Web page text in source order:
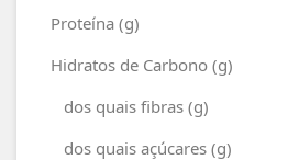
Proteína (g)
Hidratos de Carbono (g)
dos quais fibras (g)
dos quais açúcares (g)